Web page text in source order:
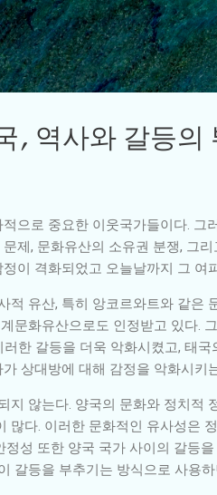
기
역사와 갈등의
으로 중요한 이웃국가들이다.
제, 문화유산의 소유권 분쟁, 그
이 격화되었고 오늘날까지 그 여
적 유산, 특히 앙코르와트와 같
문화유산으로도 인정받고 있다.
한 갈등을 더욱 악화시켰고, 태
상대방에 대해 감정을 악화시키
지 않는다. 양국의 문화와 정치적
많다. 이러한 문화적인 유사성은
성 또한 양국 국가 사이의 갈등
갈등을 부추기는 방식으로 사용